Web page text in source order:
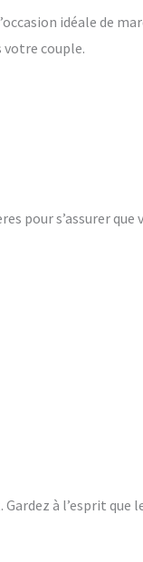
idéale de
votre couple.
pour s’assurer que
à l’esprit que